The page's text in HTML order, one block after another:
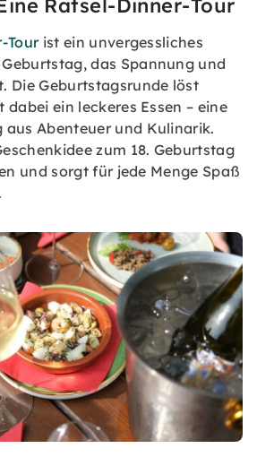
Rätsel-Dinner-Tour
Tourist ein unvergessliches
das Spannung und
Die Geburtstagsrunde löst
dabei ein leckeres Essen – eine
aus Abenteuer und Kulinarik.
zum 18. Geburtstag
und sorgt für jede Menge Spaß